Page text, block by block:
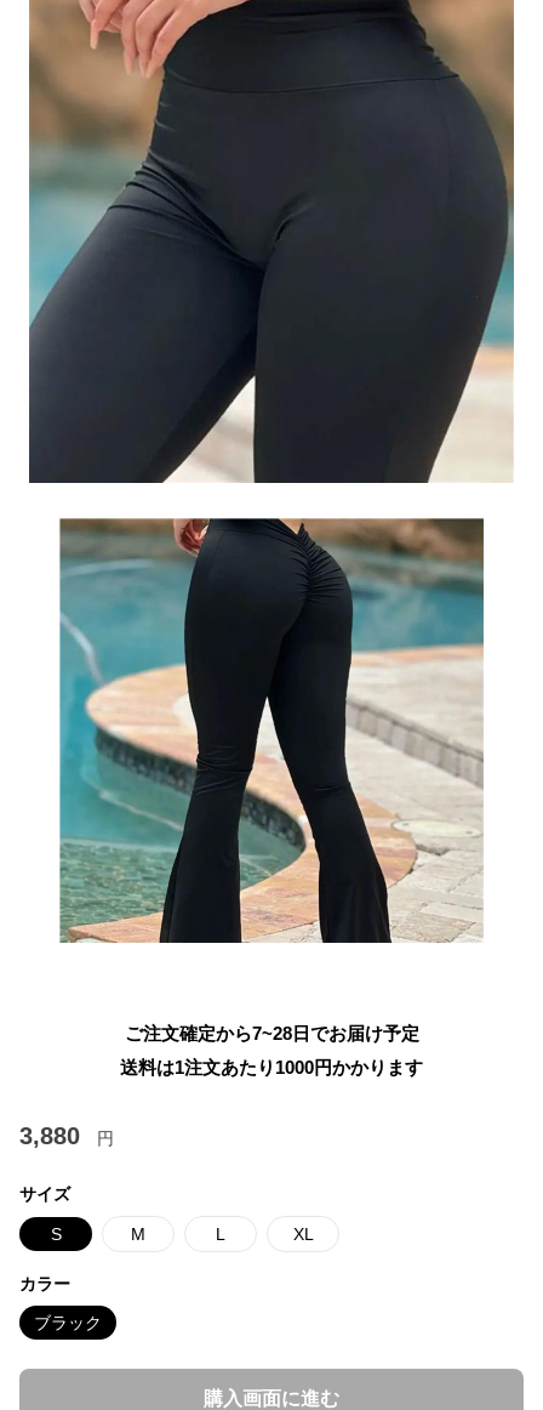
ご注文確定から7~28日でお届け予定
送料は1注文あたり 1000円かかります
3,880 円
サイズ
S M L XL
カラー
ブラック
購入画面に進む